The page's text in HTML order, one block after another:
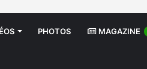
PHOTOS MAGAZINE